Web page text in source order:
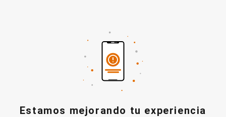
Estamos mejorando tu experiencia